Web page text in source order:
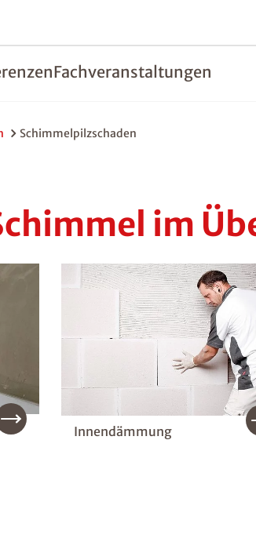
Fachveranstaltungen
Schimmelpilzschaden
im
Innendämmung